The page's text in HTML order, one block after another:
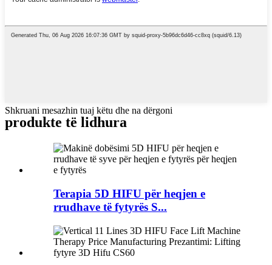
Shkruani mesazhin tuaj këtu dhe na dërgoni
produkte të lidhura
Terapia 5D HIFU për heqjen e
rrudhave të fytyrës S...